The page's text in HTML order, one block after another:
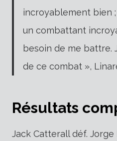
incroyablement bien ;
un combattant
besoin de me battre.
de ce combat »,
Résultats
Jack Catterall déf. Jorge